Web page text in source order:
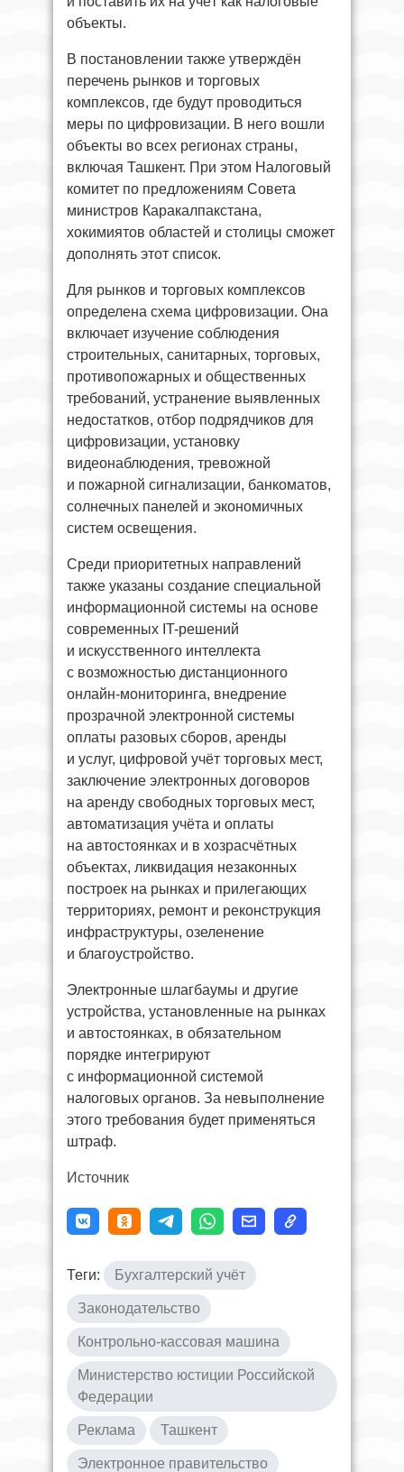
объекты.
В постановлении также утверждён
перечень рынков и торговых
комплексов, где будут проводиться
меры по цифровизации. В него вошли
объекты во всех регионах страны,
включая Ташкент. При этом Налоговый
комитет по предложениям Совета
министров Каракалпакстана,
хокимиятов областей и столицы сможет
дополнять этот список.
Для рынков и торговых комплексов
определена схема цифровизации. Она
включает изучение соблюдения
строительных, санитарных, торговых,
противопожарных и общественных
требований, устранение выявленных
недостатков, отбор подрядчиков для
цифровизации, установку
видеонаблюдения, тревожной
и пожарной сигнализации, банкоматов,
солнечных панелей и экономичных
систем освещения.
Среди приоритетных направлений
также указаны создание специальной
информационной системы на основе
современных IT-решений
и искусственного интеллекта
с возможностью дистанционного
онлайн-мониторинга, внедрение
прозрачной электронной системы
оплаты разовых сборов, аренды
и услуг, цифровой учёт торговых мест,
заключение электронных договоров
на аренду свободных торговых мест,
автоматизация учёта и оплаты
на автостоянках и в хозрасчётных
объектах, ликвидация незаконных
построек на рынках и прилегающих
территориях, ремонт и реконструкция
инфраструктуры, озеленение
и благоустройство.
Электронные шлагбаумы и другие
устройства, установленные на рынках
и автостоянках, в обязательном
порядке интегрируют
с информационной системой
налоговых органов. За невыполнение
этого требования будет применяться
штраф.
Источник
Теги: Бухгалтерский учёт
Законодательство
Контрольно-кассовая машина
Министерство юстиции Российской
Федерации
Реклама Ташкент
Электронное правительство